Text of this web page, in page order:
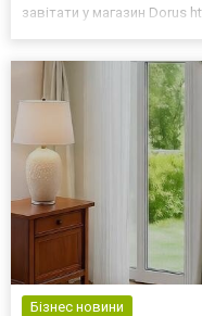
завітати у магазин
Бізнес новини